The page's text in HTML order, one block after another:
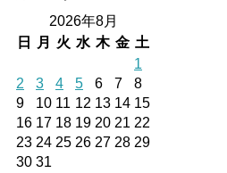
2026年8月
日
月 火 水 木 金 土
1
2
3 4 5 6 7
8
9
10 11 12 13 14 15
16 17 18 19 20 21 22
23 24 25 26 27 28 29
30 31